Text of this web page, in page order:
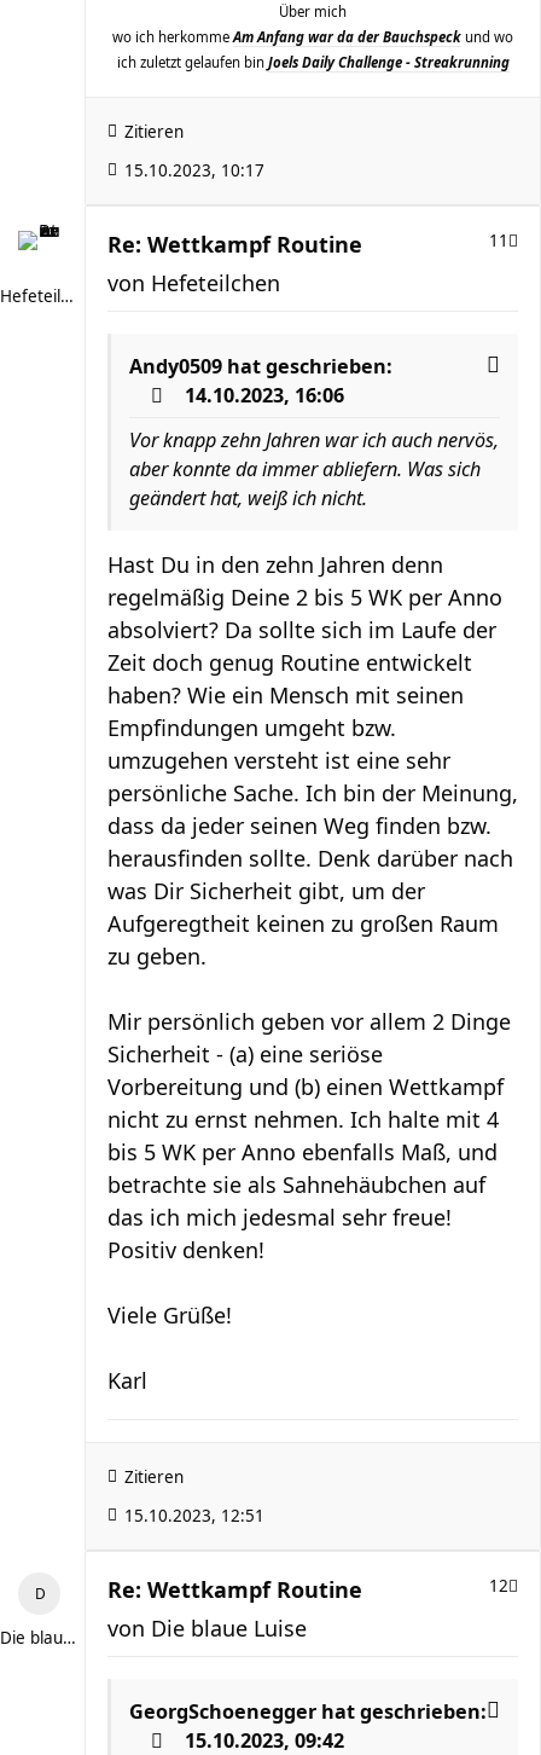
Über mich
wo ich herkomme Am Anfang war da der Bauchspeck und wo
ich zuletzt gelaufen bin Joels Daily Challenge - Streakrunning
Zitieren
15.10.2023, 10:17
Hefeteilchen
Re: Wettkampf Routine 11
von Hefeteilchen
Andy0509 hat geschrieben:
14.10.2023, 16:06
Vor knapp zehn Jahren war ich auch nervös,
aber konnte da immer abliefern. Was sich
geändert hat, weiß ich nicht.
Hast Du in den zehn Jahren denn
regelmäßig Deine 2 bis 5 WK per Anno
absolviert? Da sollte sich im Laufe der
Zeit doch genug Routine entwickelt
haben? Wie ein Mensch mit seinen
Empfindungen umgeht bzw.
umzugehen versteht ist eine sehr
persönliche Sache. Ich bin der Meinung,
dass da jeder seinen Weg finden bzw.
herausfinden sollte. Denk darüber nach
was Dir Sicherheit gibt, um der
Aufgeregtheit keinen zu großen Raum
zu geben.
Mir persönlich geben vor allem 2 Dinge
Sicherheit - (a) eine seriöse
Vorbereitung und (b) einen Wettkampf
nicht zu ernst nehmen. Ich halte mit 4
bis 5 WK per Anno ebenfalls Maß, und
betrachte sie als Sahnehäubchen auf
das ich mich jedesmal sehr freue!
Positiv denken!
Viele Grüße!
Karl
Zitieren
15.10.2023, 12:51
Die blaue Luise
Re: Wettkampf Routine 12
von Die blaue Luise
GeorgSchoenegger hat geschrieben:
15.10.2023, 09:42